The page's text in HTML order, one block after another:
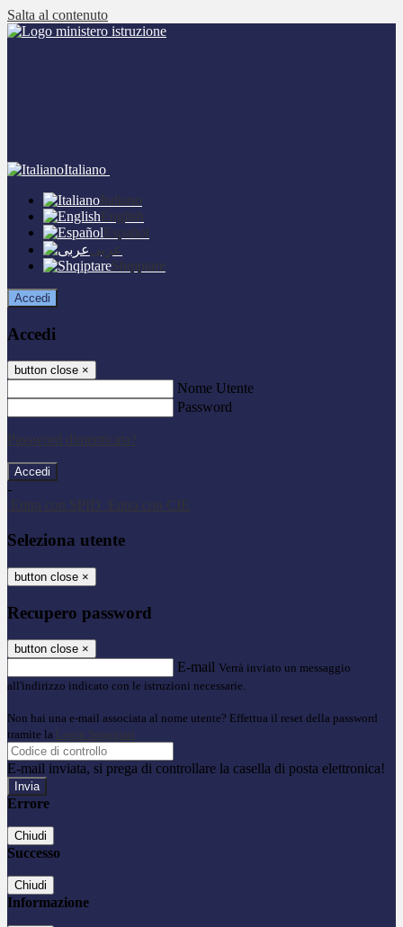
Salta al contenuto
Italiano
Italiano
English
Español
عربى
Shqiptare
Accedi
Accedi
button close ×
Nome Utente
Password
Password dimenticata?
-
Entra con SPID
Entra con CIE
Seleziona utente
button close ×
Recupero password
button close ×
E-mail Verrà inviato un messaggio
all'indirizzo indicato con le istruzioni necessarie.
Non hai una e-mail associata al nome utente? Effettua il reset della password
tramite la Login Spaggiari
E-mail inviata, si prega di controllare la casella di posta elettronica!
Errore
Chiudi
Successo
Chiudi
Informazione